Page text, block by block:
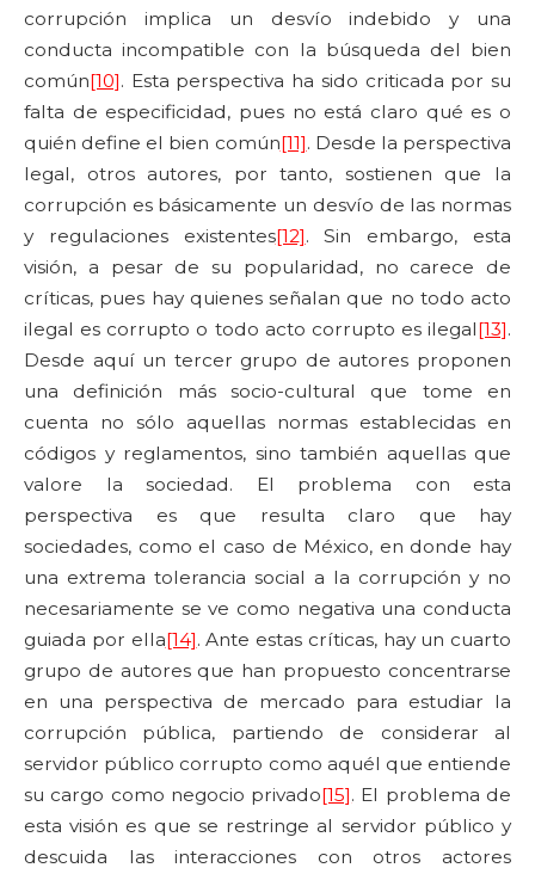
corrupción implica un desvío indebido y una
conducta incompatible con la búsqueda del bien
común[10]. Esta perspectiva ha sido criticada por su
falta de especificidad, pues no está claro qué es o
quién define el bien común[11]. Desde la perspectiva
legal, otros autores, por tanto, sostienen que la
corrupción es básicamente un desvío de las normas
y regulaciones existentes[12]. Sin embargo, esta
visión, a pesar de su popularidad, no carece de
críticas, pues hay quienes señalan que no todo acto
ilegal es corrupto o todo acto corrupto es ilegal[13].
Desde aquí un tercer grupo de autores proponen
una definición más socio-cultural que tome en
cuenta no sólo aquellas normas establecidas en
códigos y reglamentos, sino también aquellas que
valore la sociedad. El problema con esta
perspectiva es que resulta claro que hay
sociedades, como el caso de México, en donde hay
una extrema tolerancia social a la corrupción y no
necesariamente se ve como negativa una conducta
guiada por ella[14]. Ante estas críticas, hay un cuarto
grupo de autores que han propuesto concentrarse
en una perspectiva de mercado para estudiar la
corrupción pública, partiendo de considerar al
servidor público corrupto como aquél que entiende
su cargo como negocio privado[15]. El problema de
esta visión es que se restringe al servidor público y
descuida las interacciones con otros actores